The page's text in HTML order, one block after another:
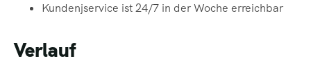
Kundenjservice ist 24/7 in der Woche erreichbar
Verlauf